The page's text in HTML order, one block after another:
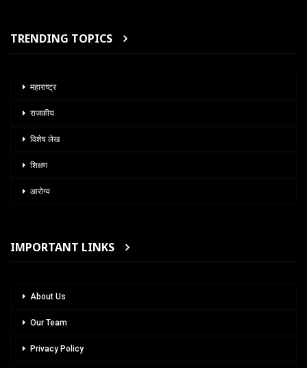
TRENDING TOPICS
महाराष्ट्र
राजकीय
विशेष लेख
शिक्षण
आरोग्य
IMPORTANT LINKS
About Us
Our Team
Privacy Policy